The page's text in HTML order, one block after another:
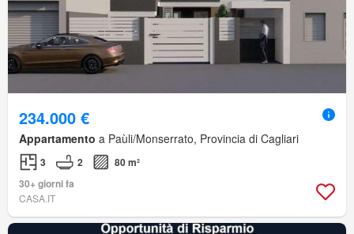
234.000 €
Appartamento a Paùli/Monserrato, Provincia di Cagliari
3 2
80 m²
30+ giorni fa
CASA.IT